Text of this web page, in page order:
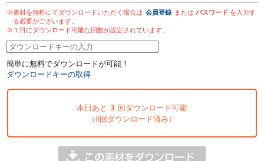
※素材を無料にてダウンロードいただく場合は 会員登録 またはパスワード を入力す
る必要がございます。
※１日にダウンロード可能な回数が設定されています。
簡単に無料でダウンロードが可能！
ダウンロードキーの取得
本日あと 3 回ダウンロード可能
（0回ダウンロード済み）